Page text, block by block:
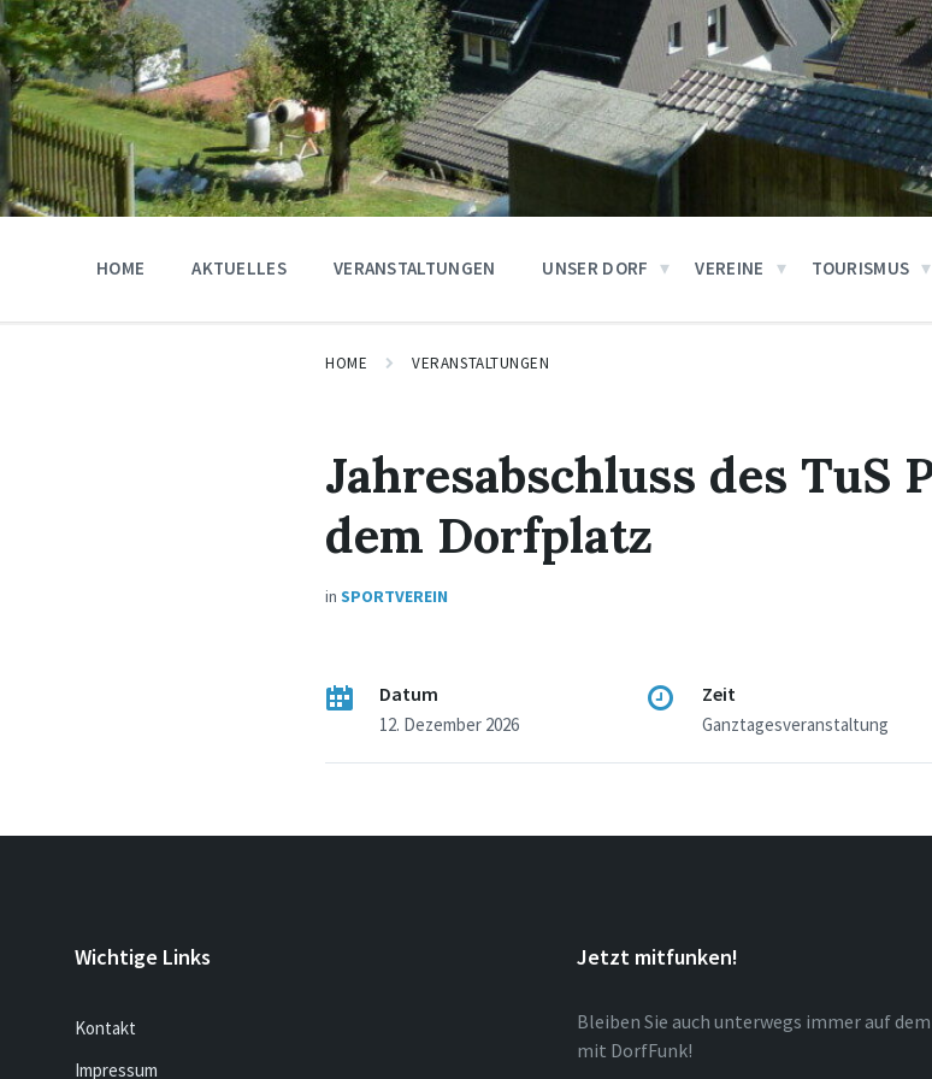
HOME AKTUELLES VERANSTALTUNGEN UNSER DORF VEREINE TOURISMUS
HOME VERANSTALTUNGEN
Jahresabschluss des TuS
dem Dorfplatz
inSPORTVEREIN
Datum
12. Dezember 2026
Zeit
Ganztagesveranstaltung
Wichtige Links
Kontakt
Impressum
Jetzt mitfunken!
Bleiben Sie auch unterwegs immer auf
mit DorfFunk!